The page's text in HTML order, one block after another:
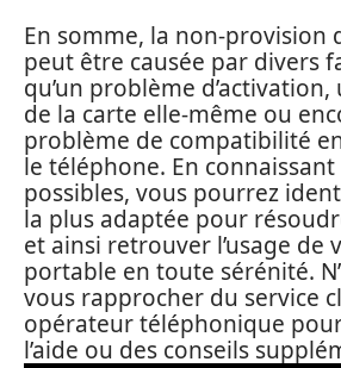
En somme, la non-provision
peut être causée par divers
qu’un problème
de la carte elle-même ou
problème de compatibilité
le téléphone. En connaissant
possibles, vous pourrez
la plus adaptée pour
et ainsi retrouver l’usage de
portable en toute sérénité.
vous rapprocher du service
opérateur téléphonique
l’aide ou des conseils